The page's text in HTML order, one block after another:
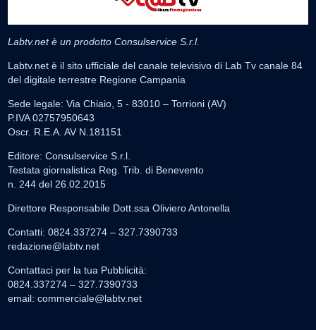
Labtv.net è un prodotto Consulservice S.r.l.
Labtv.net è il sito ufficiale del canale televisivo di Lab Tv canale 84
del digitale terrestre Regione Campania
Sede legale: Via Chiaio, 5 - 83010 – Torrioni (AV)
P.IVA 02757950643
Oscr. R.E.A. AV N.181151
Editore: Consulservice S.r.l.
Testata giornalistica Reg. Trib. di Benevento
n. 244 del 26.02.2015
Direttore Responsabile Dott.ssa Oliviero Antonella
Contatti: 0824.337274 – 327.7390733
redazione@labtv.net
Contattaci per la tua Pubblicità:
0824.337274 – 327.7390733
email: commerciale@labtv.net